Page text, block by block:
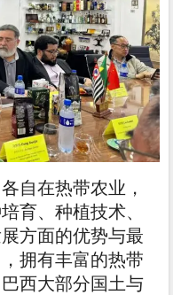
自在热带农业，
育、种植技术、
方面的优势与最
拥有丰富的热带
西大部分国土与